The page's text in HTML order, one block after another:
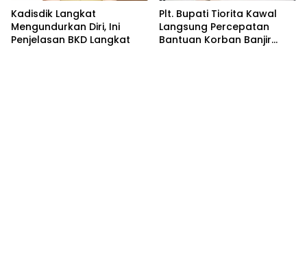
Kadisdik Langkat
Mengundurkan Diri, Ini
Penjelasan BKD Langkat
Plt. Bupati Tiorita Kawal
Langsung Percepatan
Bantuan Korban Banjir